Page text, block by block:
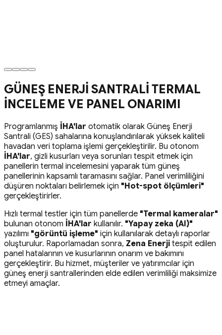
GÜNEŞ ENERJİ SANTRALİ TERMAL
İNCELEME VE PANEL ONARIMI
Programlanmış İHA'lar otomatik olarak Güneş Enerji
Santrali (GES) sahalarına konuşlandırılarak yüksek kaliteli
havadan veri toplama işlemi gerçekleştirilir. Bu otonom
İHA'lar, gizli kusurları veya sorunları tespit etmek için
panellerin termal incelemesini yaparak tüm güneş
panellerinin kapsamlı taramasını sağlar. Panel verimliliğini
düşüren noktaları belirlemek için "Hot-spot ölçümleri"
gerçekleştirirler.
Hızlı termal testler için tüm panellerde "Termal kameralar"
bulunan otonom İHA'lar kullanılır. "Yapay zeka (AI)"
yazılımı "görüntü işleme" için kullanılarak detaylı raporlar
oluşturulur. Raporlamadan sonra, Zena Enerji tespit edilen
panel hatalarının ve kusurlarının onarım ve bakımını
gerçekleştirir. Bu hizmet, müşteriler ve yatırımcılar için
güneş enerji santrallerinden elde edilen verimliliği maksimize
etmeyi amaçlar.